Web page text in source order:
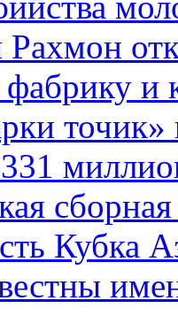
и
Кубка